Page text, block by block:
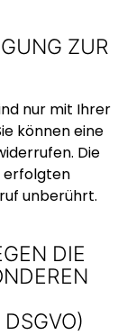
ZUR
nur mit Ihrer
können eine
Die
erfolgten
unberührt.
DIE